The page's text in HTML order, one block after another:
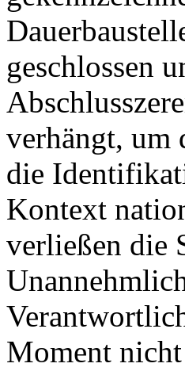
geschlossen
verhängt, um
die
Kontext
verließen die
Moment